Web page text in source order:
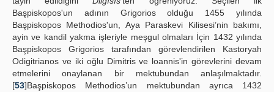
Başpiskopos'un adının Grigorios olduğu 1455 yılında
Başpiskopos Methodios'un, Aya Paraskevi Kilisesi’nin bakımı,
ayin ve kandil yakma işleriyle meşgul olmaları İçin 1432 yılında
Başpiskopos Grigorios tarafından görevlendirilen Kastoryah
Odigitrianos ve iki oğlu Dimitris ve loannis'in görevlerini devam
etmelerini onaylanan bir mektubundan anlaşılmaktadır.
[53]Başpiskopos Methodios’un mektubundan ayrıca 1432